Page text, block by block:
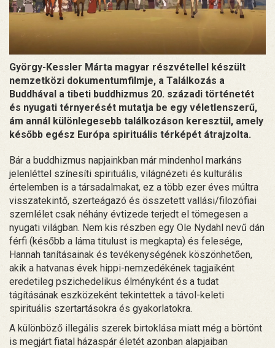
György-Kessler Márta magyar részvétellel készült
nemzetközi dokumentumfilmje, a Találkozás a
Buddhával a tibeti buddhizmus 20. századi történetét
és nyugati térnyerését mutatja be egy véletlenszerű,
ám annál különlegesebb találkozáson keresztül, amely
később egész Európa spirituális térképét átrajzolta.
Bár a buddhizmus napjainkban már mindenhol markáns
jelenléttel színesíti spirituális, világnézeti és kulturális
értelemben is a társadalmakat, ez a több ezer éves múltra
visszatekintő, szerteágazó és összetett vallási/filozófiai
szemlélet csak néhány évtizede terjedt el tömegesen a
nyugati világban. Nem kis részben egy Ole Nydahl nevű dán
férfi (később a láma titulust is megkapta) és felesége,
Hannah tanításainak és tevékenységének köszönhetően,
akik a hatvanas évek hippi-nemzedékének tagjaiként
eredetileg pszichedelikus élményként és a tudat
tágításának eszközeként tekintettek a távol-keleti
spirituális szertartásokra és gyakorlatokra.
A különböző illegális szerek birtoklása miatt még a börtönt
is megjárt fiatal házaspár életét azonban alapjaiban